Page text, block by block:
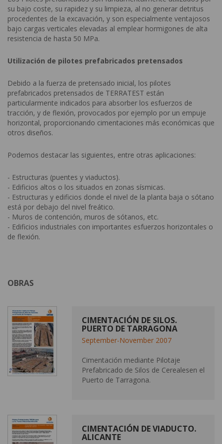
su bajo coste, su rapidez y su limpieza, al no generar detritus
procedentes de la excavación, y son especialmente ventajosos
bajo cargas verticales elevadas al emplear hormigones de alta
resistencia de hasta 50 MPa.
Utilización de pilotes prefabricados pretensados
Debido a la fuerza de pretensado inicial, los pilotes
prefabricados pretensados de TERRATEST están
particularmente indicados para absorber los esfuerzos de
tracción, y de flexión, provocados por ejemplo por un empuje
horizontal, proporcionando cimentaciones más económicas que
otros diseños.
Podemos destacar las siguientes, entre otras aplicaciones:
- Estructuras (puentes y viaductos).
- Edificios altos o los situados en zonas sísmicas.
- Estructuras y edificios donde el nivel de la planta baja o sótano
está por debajo del nivel freático.
- Muros de contención, muros de sótanos, etc.
- Edificios industriales con importantes esfuerzos horizontales o
de flexión.
OBRAS
CIMENTACIÓN DE SILOS.
PUERTO DE TARRAGONA
September-November 2007
Cimentación mediante Pilotaje
Prefabricado de Silos de Cerealesen el
Puerto de Tarragona.
CIMENTACIÓN DE VIADUCTO.
ALICANTE